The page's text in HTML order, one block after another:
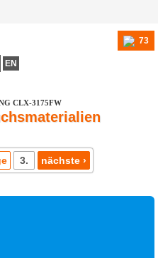
73
EN
CLX-3175FW
3. nächste ›